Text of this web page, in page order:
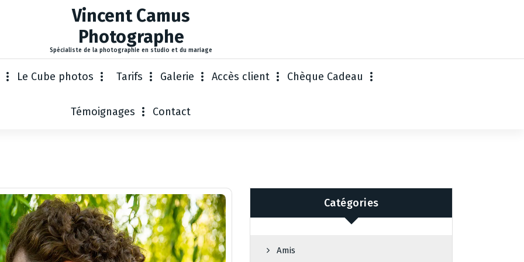
Vincent Camus
Photographe
Spécialiste de la photographie en studio et du mariage
Le Cube photos Tarifs Galerie Accès client Chèque Cadeau
Témoignages Contact
Catégories
Amis